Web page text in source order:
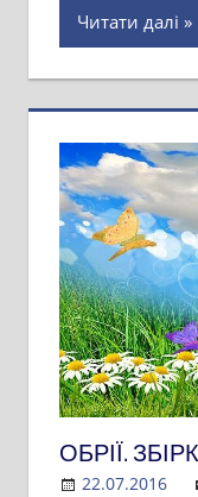
Читати далі
ОБРІЇ.
22.07.2016